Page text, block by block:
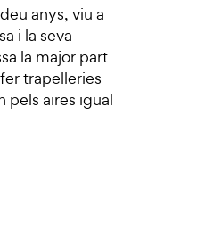
anys, viu a
i la seva
la major part
trapelleries
pels aires igual